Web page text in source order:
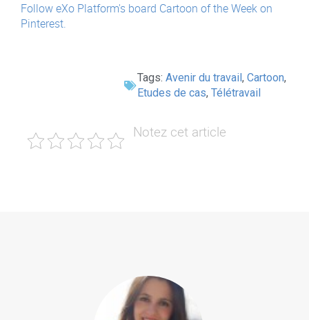
Follow eXo Platform's board Cartoon of the Week on
Pinterest.
Tags: Avenir du travail , Cartoon,
Etudes de cas, Télétravail